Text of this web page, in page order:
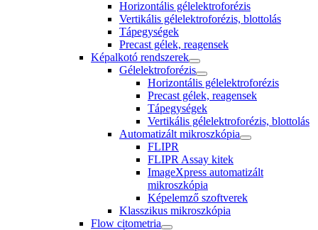
Horizontális gélelektroforézis
Vertikális gélelektroforézis, blottolás
Tápegységek
Precast gélek, reagensek
Képalkotó rendszerek
Gélelektroforézis
Horizontális gélelektroforézis
Precast gélek, reagensek
Tápegységek
Vertikális gélelektroforézis, blottolás
Automatizált mikroszkópia
FLIPR
FLIPR Assay kitek
ImageXpress automatizált
mikroszkópia
Képelemző szoftverek
Klasszikus mikroszkópia
Flow citometria